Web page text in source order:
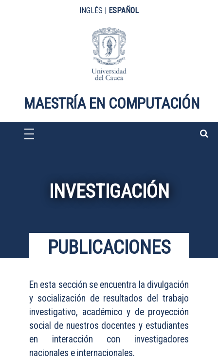
Pasar al contenido principal
INGLÉS | ESPAÑOL
MAESTRÍA EN COMPUTACIÓN
INVESTIGACIÓN
PUBLICACIONES
En esta sección se encuentra la divulgación
y socialización de resultados del trabajo
investigativo, académico y de proyección
social de nuestros docentes y estudiantes
en interacción con investigadores
nacionales e internacionales.